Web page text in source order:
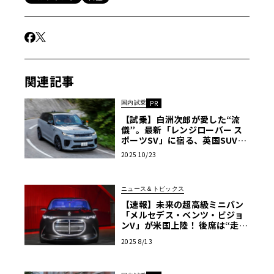
関連記事
国内試乗 PR
【試乗】白洲次郎が愛した“流
儀”。最新「レンジローバー ス
ポーツSV」に宿る、英国SUVの
走りとは〈PR〉
2025 10/23
ニュース＆トピックス
【速報】未来の超高級ミニバン
「メルセデス・ベンツ・ビジョ
ンV」が米国上陸！ 後席は“走る
2025 8/13